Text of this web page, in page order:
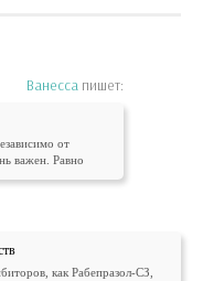
Ванесса пишет:
от
важен. Равно
как Рабепразол-СЗ,